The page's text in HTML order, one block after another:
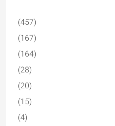
(167)
(164)
(28)
(20)
(15)
(4)
(2)